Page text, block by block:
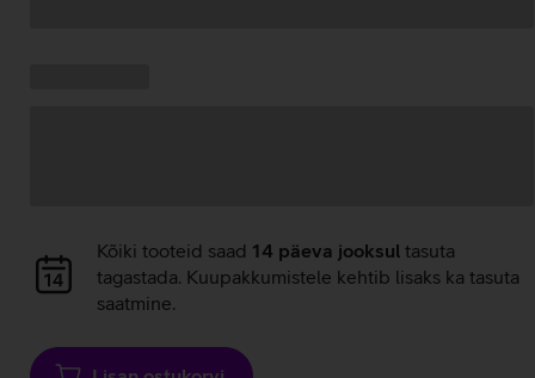
Andmete
laadimine
Kõiki tooteid saad 14 päeva jooksul tasuta
tagastada. Kuupakkumistele kehtib lisaks ka tasuta
saatmine.